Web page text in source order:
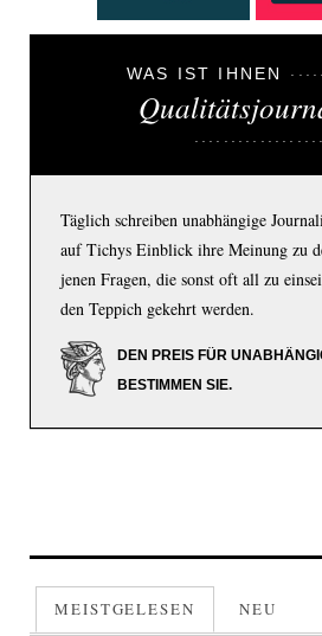
WAS IST IHNEN
Täglich schreiben unabhängige
auf Tichys Einblick ihre Meinung zu
jenen Fragen, die sonst oft all zu
den Teppich gekehrt werden.
DEN PREIS FÜR
BESTIMMEN SIE.
MEISTGELESEN NEU